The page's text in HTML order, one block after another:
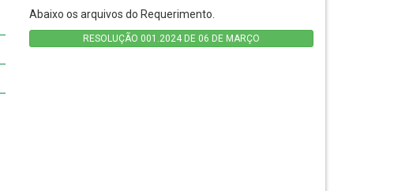
Abaixo os arquivos do Requerimento.
RESOLUÇÃO 001.2024 DE 06 DE MARÇO